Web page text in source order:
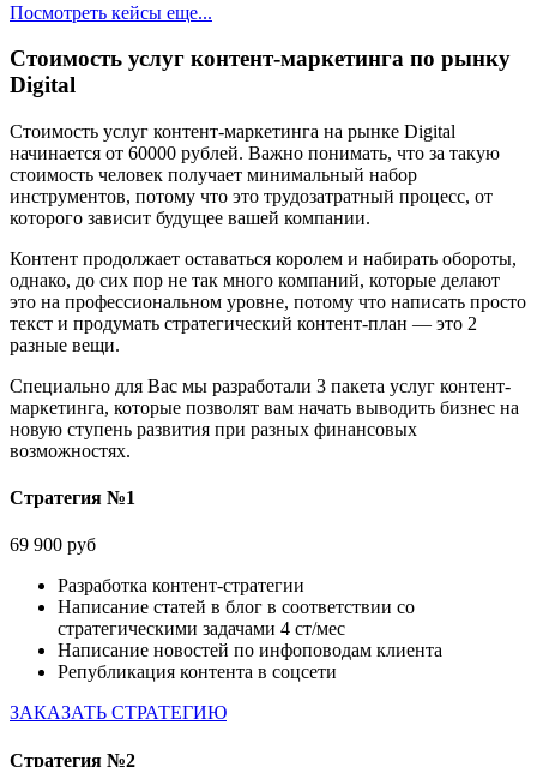
Посмотреть кейсы еще...
Стоимость услуг контент-маркетинга по рынку
Digital
Стоимость услуг контент-маркетинга на рынке Digital
начинается от 60000 рублей. Важно понимать, что за такую
стоимость человек получает минимальный набор
инструментов, потому что это трудозатратный процесс, от
которого зависит будущее вашей компании.
Контент продолжает оставаться королем и набирать обороты,
однако, до сих пор не так много компаний, которые делают
это на профессиональном уровне, потому что написать просто
текст и продумать стратегический контент-план — это 2
разные вещи.
Специально для Вас мы разработали 3 пакета услуг контент-
маркетинга, которые позволят вам начать выводить бизнес на
новую ступень развития при разных финансовых
возможностях.
Стратегия №1
69 900 руб
Разработка контент-стратегии
Написание статей в блог в соответствии со
стратегическими задачами 4 ст/мес
Написание новостей по инфоповодам клиента
Републикация контента в соцсети
ЗАКАЗАТЬ СТРАТЕГИЮ
Стратегия №2